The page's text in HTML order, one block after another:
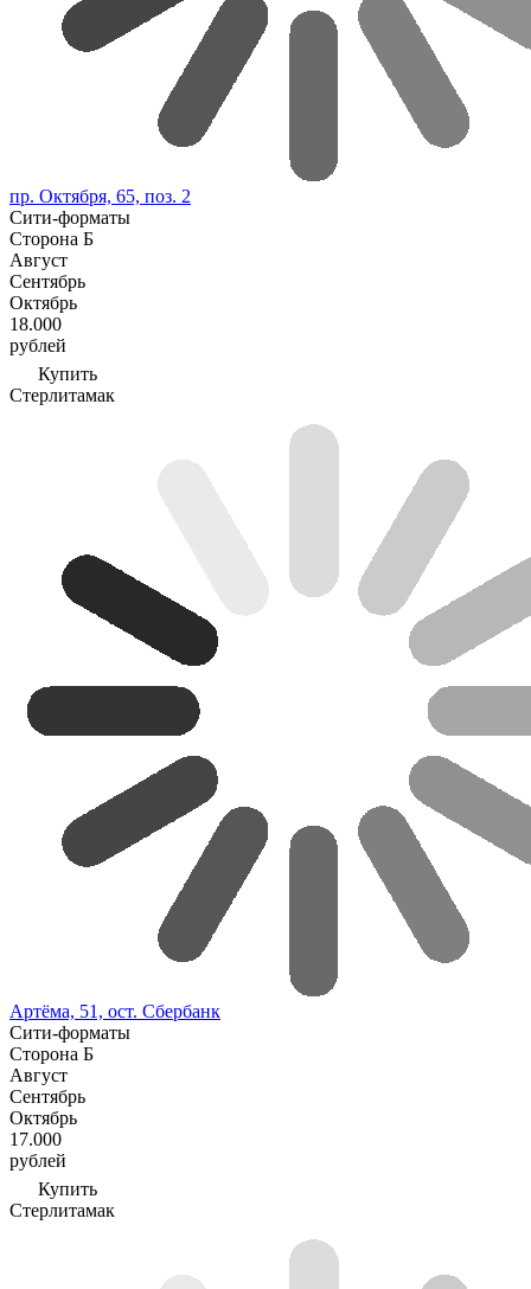
пр. Октября, 65, поз. 2
Сити-форматы
Сторона Б
Август
Сентябрь
Октябрь
18.000
рублей
Купить
Стерлитамак
Артёма, 51, ост. Сбербанк
Сити-форматы
Сторона Б
Август
Сентябрь
Октябрь
17.000
рублей
Купить
Стерлитамак